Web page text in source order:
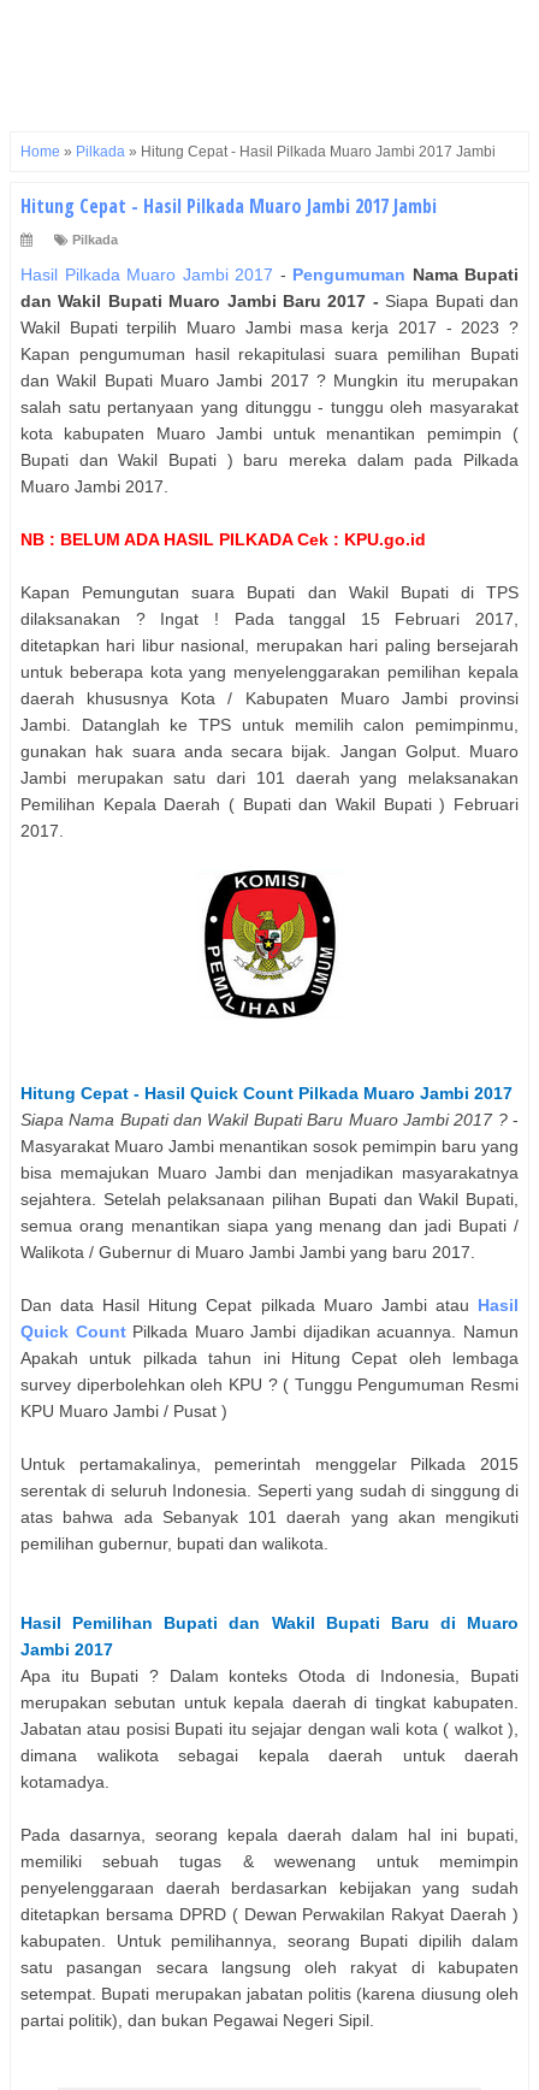
Home » Pilkada » Hitung Cepat - Hasil Pilkada Muaro Jambi 2017 Jambi
Hitung Cepat - Hasil Pilkada Muaro Jambi 2017 Jambi
Pilkada
Hasil Pilkada Muaro Jambi 2017 - Pengumuman Nama Bupati
dan Wakil Bupati Muaro Jambi Baru 2017 - Siapa Bupati dan
Wakil Bupati terpilih Muaro Jambi masa kerja 2017 - 2023 ?
Kapan pengumuman hasil rekapitulasi suara pemilihan Bupati
dan Wakil Bupati Muaro Jambi 2017 ? Mungkin itu merupakan
salah satu pertanyaan yang ditunggu - tunggu oleh masyarakat
kota kabupaten Muaro Jambi untuk menantikan pemimpin (
Bupati dan Wakil Bupati ) baru mereka dalam pada Pilkada
Muaro Jambi 2017.
NB : BELUM ADA HASIL PILKADA Cek : KPU.go.id
Kapan Pemungutan suara Bupati dan Wakil Bupatidi TPS
dilaksanakan ? Ingat ! Pada tanggal 15 Februari 2017,
ditetapkan hari libur nasional, merupakan hari paling bersejarah
untuk beberapa kota yang menyelenggarakan pemilihan kepala
daerah khususnya Kota / Kabupaten Muaro Jambiprovinsi
Jambi . Datanglah ke TPS untuk memilih calon pemimpinmu,
gunakan hak suara anda secara bijak. Jangan Golput. Muaro
Jambi merupakan satu dari 101 daerah yang melaksanakan
Pemilihan Kepala Daerah ( Bupati dan Wakil Bupati) Februari
2017.
Hitung Cepat - Hasil Quick Count Pilkada Muaro Jambi 2017
Siapa Nama Bupati dan Wakil BupatiBaru Muaro Jambi2017 ?-
Masyarakat Muaro Jambi menantikan sosok pemimpin baru yang
bisa memajukan Muaro Jambidan menjadikan masyarakatnya
sejahtera. Setelah pelaksanaan pilihan Bupati dan Wakil Bupati
semua orang menantikan siapa yang menang dan jadi Bupati /
Walikota / Gubernur di Muaro Jambi Jambi yang baru 2017.
Dan data Hasil Hitung Cepat pilkada Muaro Jambiatau Hasil
Quick CountPilkada Muaro Jambi dijadikan acuannya. Namun
Apakah untuk pilkada tahun ini Hitung Cepat oleh lembaga
survey diperbolehkan oleh KPU ? ( Tunggu Pengumuman Resmi
KPU Muaro Jambi / Pusat )
Untuk pertamakalinya, pemerintah menggelar Pilkada 2015
serentak di seluruh Indonesia. Seperti yang sudah di singgung di
atas bahwa ada Sebanyak 101 daerah yang akan mengikuti
pemilihan gubernur, bupati dan walikota.
Hasil Pemilihan Bupati dan Wakil Bupati Baru di Muaro
Jambi 2017
Apa itu Bupati ? Dalam konteks Otoda di Indonesia, Bupati
merupakan sebutan untuk kepala daerah di tingkat kabupaten.
Jabatan atau posisi Bupati itu sejajar dengan wali kota ( walkot ),
dimana walikota sebagai kepala daerah untuk daerah
kotamadya.
Pada dasarnya, seorang kepala daerah dalam hal ini bupati,
memiliki sebuah tugas & wewenang untuk memimpin
penyelenggaraan daerah berdasarkan kebijakan yang sudah
ditetapkan bersama DPRD ( Dewan Perwakilan Rakyat Daerah )
kabupaten. Untuk pemilihannya, seorang Bupati dipilih dalam
satu pasangan secara langsung oleh rakyat di kabupaten
setempat. Bupati merupakan jabatan politis (karena diusung oleh
partai politik), dan bukan Pegawai Negeri Sipil.